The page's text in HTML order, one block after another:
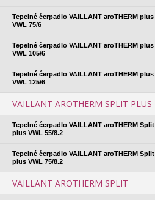
Tepelné čerpadlo VAILLANT aroTHERM plus
VWL 75/6
Tepelné čerpadlo VAILLANT aroTHERM plus
VWL 105/6
Tepelné čerpadlo VAILLANT aroTHERM plus
VWL 125/6
VAILLANT AROTHERM SPLIT PLUS
Tepelné čerpadlo VAILLANT aroTHERM Split
plus VWL 55/8.2
Tepelné čerpadlo VAILLANT aroTHERM Split
plus VWL 75/8.2
VAILLANT AROTHERM SPLIT